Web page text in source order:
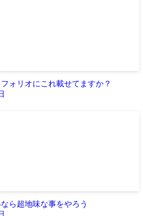
フォリオにこれ載せてますか？
ら超地味な事をやろう